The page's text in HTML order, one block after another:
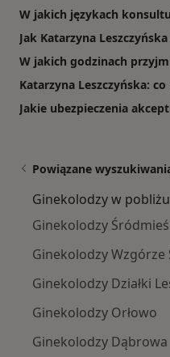
W jakich językach
Jak Katarzyna
W jakich godzinach
Katarzyna Leszczyńska:
Jakie ubezpieczenia
Powiązane
Ginekolodzy w pobliżu
Ginekolodzy
Ginekolodzy
Ginekolodzy Działki
Ginekolodzy Orłowo
Ginekolodzy Dąbrowa